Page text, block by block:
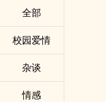
全部
校园爱情
杂谈
情感